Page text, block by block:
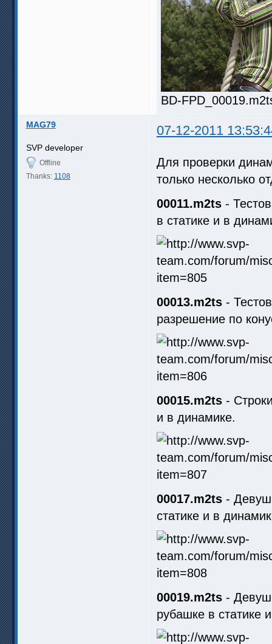
BD-
MAG79 07-12-2011
SVP developer
Offline
Thanks: 1108
Для проверки
только несколько
00011.m2ts -
в статике и в
00013.m2ts -
разрешение по
00015.m2ts -
и в динамике.
00017.m2ts -
статике и в
00019.m2ts -
рубашке в статике